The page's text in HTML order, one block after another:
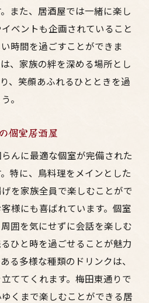
また、居酒屋では一緒に楽し
ベントも企画されていること
時間を過ごすことができま
、家族の絆を深める場所とし
、笑顔あふれるひとときを過
。
個室居酒屋
んに最適な個室が完備された
特に、鳥料理をメインとした
を家族全員で楽しむことがで
様にも喜ばれています。個室
囲を気にせずに会話を楽しむ
ひと時を過ごせることが魅力
る多様な種類のドリンクは、
ててくれます。梅田東通りで
くまで楽しむことができる居